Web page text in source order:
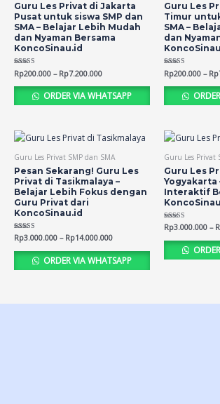
Guru Les Privat di Jakarta
Pusat untuk siswa SMP dan
SMA – Belajar Lebih Mudah
dan Nyaman Bersama
KoncoSinau.id
Rated
4.70
out of 5
Rp200.000 – Rp7.200.000
ORDER VIA WHATSAPP
Guru Les
Timur
SMA –
dan
Rated
4.68
out of 5
Rp200.000 – Rp
Guru Les Privat SMP dan SMA
Pesan Sekarang! Guru Les
Privat di Tasikmalaya –
Belajar Lebih Fokus dengan
Guru Privat dari
KoncoSinau.id
Rated
4.69
out of 5
Rp3.000.000 – Rp14.000.000
ORDER VIA WHATSAPP
Guru Les Privat
Guru Les
Yogyakarta
Interaktif
Rated
4.63
out of 5
Rp3.000.000 –